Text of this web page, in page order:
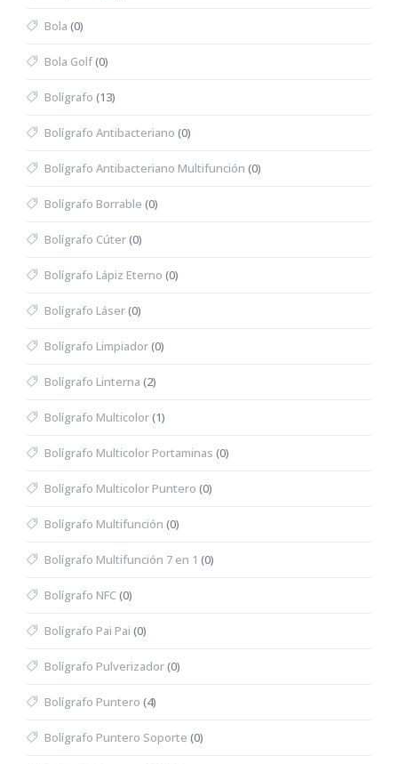
Bola (0)
Bola Golf(0)
Bolígrafo (13)
Bolígrafo Antibacteriano (0)
Bolígrafo Antibacteriano Multifunción (0)
Bolígrafo Borrable (0)
Bolígrafo Cúter(0)
Bolígrafo Lápiz Eterno (0)
Bolígrafo Láser(0)
Bolígrafo Limpiador(0)
Bolígrafo Linterna (2)
Bolígrafo Multicolor(1)
Bolígrafo Multicolor Portaminas (0)
Bolígrafo Multicolor Puntero (0)
Bolígrafo Multifunción (0)
Bolígrafo Multifunción 7 en 1 (0)
Bolígrafo NFC(0)
Bolígrafo Pai Pai (0)
Bolígrafo Pulverizador(0)
Bolígrafo Puntero (4)
Bolígrafo Puntero Soporte (0)